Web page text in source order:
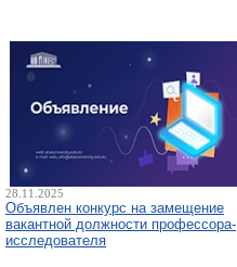
28.11.2025
Объявлен конкурс на замещение
вакантной должности профессора-
исследователя